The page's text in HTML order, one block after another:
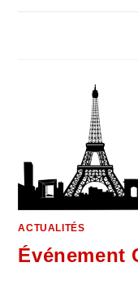
ACTUALITÉS
Événement